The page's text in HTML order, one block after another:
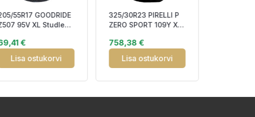
55R17 GOODRIDE
95V XL Studless
€
Lisa ostukorvi
325/30R23 PIRELLI P
ZERO SPORT 109Y XL
758,38 €
Lisa ostukorvi